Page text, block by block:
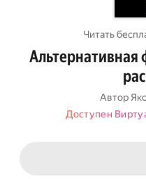
Читать
Альтернативная
Автор
Доступен